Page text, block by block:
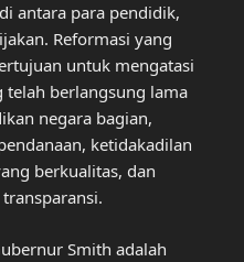
antara para pendidik,
Reformasi yang
untuk mengatasi
telah berlangsung lama
negara bagian,
ketidakadilan
berkualitas, dan
Smith adalah